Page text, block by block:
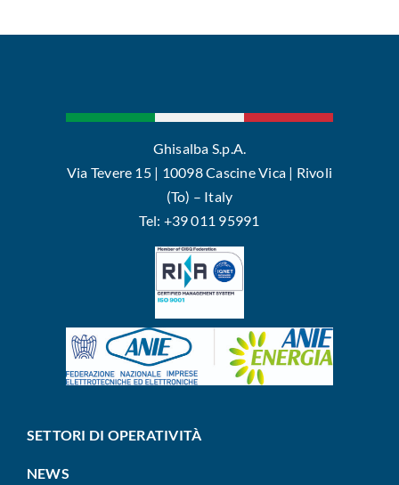
Ghisalba S.p.A.
Via Tevere 15 | 10098 Cascine Vica | Rivoli
(To) – Italy
Tel: +39 011 95991
SETTORI DI OPERATIVITÀ
NEWS